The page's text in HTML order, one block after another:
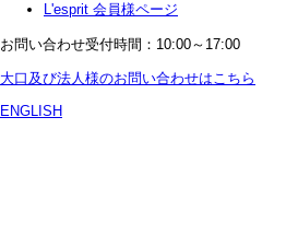
L'esprit 会員様ページ
お問い合わせ受付時間：10:00～17:00
大口及び法人様のお問い合わせはこちら
ENGLISH